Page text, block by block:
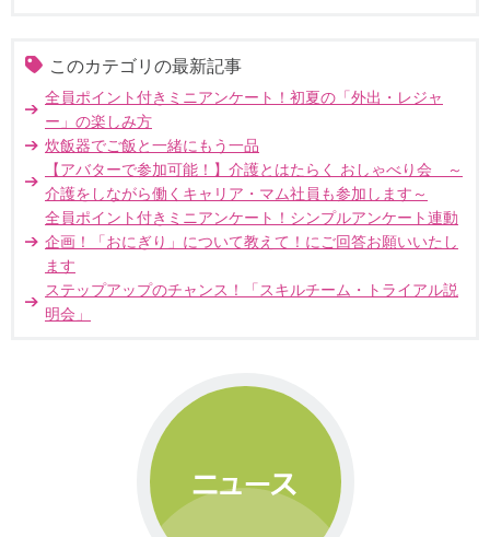
このカテゴリの最新記事
全員ポイント付きミニアンケート！初夏の「外出・レジャ
ー」の楽しみ方
炊飯器でご飯と一緒にもう一品
【アバターで参加可能！】介護とはたらく おしゃべり会 ～
介護をしながら働くキャリア・マム社員も参加します～
全員ポイント付きミニアンケート！シンプルアンケート連動
企画！「おにぎり」について教えて！にご回答お願いいたし
ます
ステップアップのチャンス！「スキルチーム・トライアル説
明会」